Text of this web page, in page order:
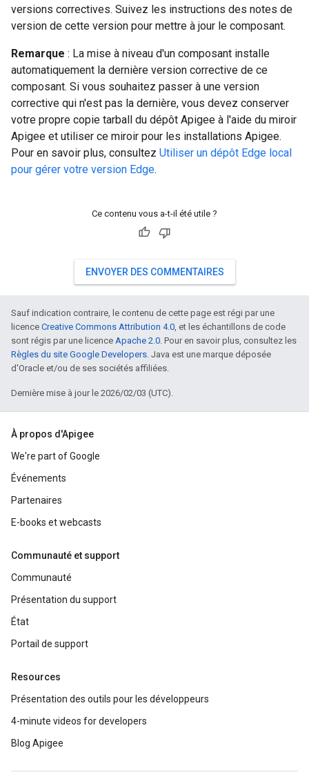
versions correctives. Suivez les instructions des notes de
version de cette version pour mettre à jour le composant.
Remarque : La mise à niveau d'un composant installe
automatiquement la dernière version corrective de ce
composant. Si vous souhaitez passer à une version
corrective qui n'est pas la dernière, vous devez conserver
votre propre copie tarball du dépôt Apigee à l'aide du miroir
Apigee et utiliser ce miroir pour les installations Apigee.
Pour en savoir plus, consultez Utiliser un dépôt Edge local
pour gérer votre version Edge.
Ce contenu vous a-t-il été utile ?
ENVOYER DES COMMENTAIRES
Sauf indication contraire, le contenu de cette page est régi par une
licence Creative Commons Attribution 4.0, et les échantillons de code
sont régis par une licence Apache 2.0. Pour en savoir plus, consultez les
Règles du site Google Developers. Java est une marque déposée
d'Oracle et/ou de ses sociétés affiliées.
Dernière mise à jour le 2026/02/03 (UTC).
À propos d'Apigee
We're part of Google
Événements
Partenaires
E-books et webcasts
Communauté et support
Communauté
Présentation du support
État
Portail de support
Resources
Présentation des outils pour les développeurs
4-minute videos for developers
Blog Apigee